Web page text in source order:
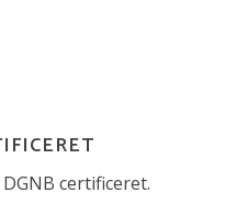
certificeret.